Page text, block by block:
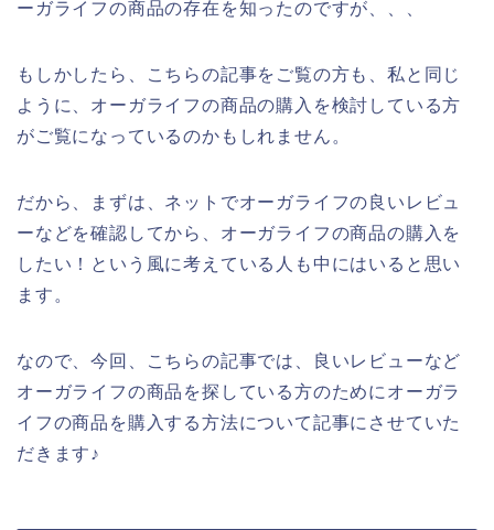
ーガライフの商品の存在を知ったのですが、、、
もしかしたら、こちらの記事をご覧の方も、私と同じ
ように、オーガライフの商品の購入を検討している方
がご覧になっているのかもしれません。
だから、まずは、ネットでオーガライフの良いレビュ
ーなどを確認してから、オーガライフの商品の購入を
したい！という風に考えている人も中にはいると思い
ます。
なので、今回、こちらの記事では、良いレビューなど
オーガライフの商品を探している方のためにオーガラ
イフの商品を購入する方法について記事にさせていた
だきます♪